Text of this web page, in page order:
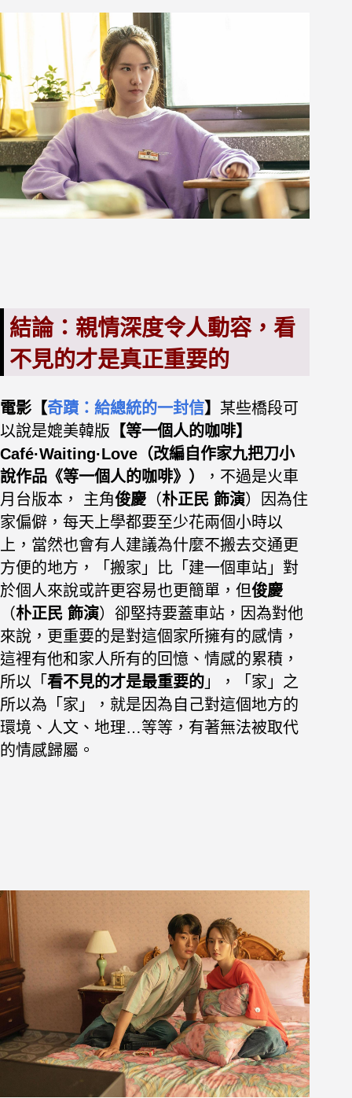
結論：親情深度令人動容，看
不見的才是真正重要的
電影【奇蹟：給總統的一封信】 某些橋段可
以說是媲美韓版 【等一個人的咖啡】
Café·Waiting·Love（改編自作家九把刀小
說作品《等一個人的咖啡》）
，不過是火車
月台版本， 主角俊慶 （朴正民 飾演）
因為住
家偏僻，每天上學都要至少花兩個小時以
上，當然也會有人建議為什麼不搬去交通更
方便的地方，「搬家」比「建一個車站」對
於個人來說或許更容易也更簡單，但俊慶
（朴正民 飾演）卻堅持要蓋車站，因為對他
來說，更重要的是對這個家所擁有的感情，
這裡有他和家人所有的回憶、情感的累積，
所以 「 看不見的才是最重要的 」，「家」之
所以為「家」，就是因為自己對這個地方的
環境、人文、地理…等等，有著無法被取代
的情感歸屬。